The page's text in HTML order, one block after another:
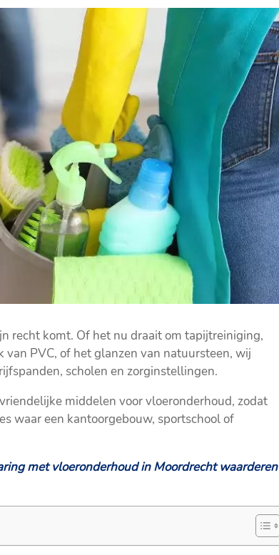
recht komt. Of het nu draait om tapijtreiniging,
PVC, of het glanzen van natuursteen, wij
scholen en zorginstellingen.
middelen voor vloeronderhoud, zodat
waar een kantoorgebouw, sportschool of
met vloeronderhoud in Moordrecht waarderen